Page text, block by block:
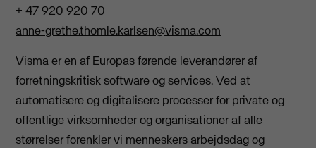
+ 47 920 920 70
anne-grethe.thomle.karlsen@visma.com
Visma er en af Europas førende leverandører af
forretningskritisk software og services. Ved at
automatisere og digitalisere processer for private og
offentlige virksomheder og organisationer af alle
størrelser forenkler vi menneskers arbejdsdag og